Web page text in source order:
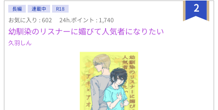
2
長編 連載中 R18
お気に入り : 602 24h.ポイント : 1,740
幼馴染のリスナーに媚びて人気者になりたい
久羽しん